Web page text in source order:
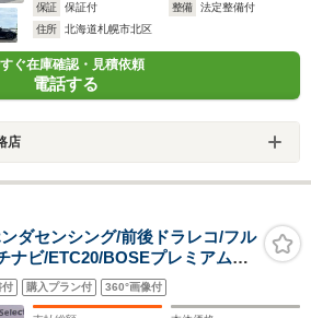
保証
保証付 整備
法定整備付
住所
北海道札幌市北区
ぐ在庫確認・見積依頼
電話する
店
センシング/前後ドラレコ/フル
ナビ/ETC20/BOSEプレミアムサ
タル製パトルシフト+減速セレ
付 購入プラン付 360°画像付